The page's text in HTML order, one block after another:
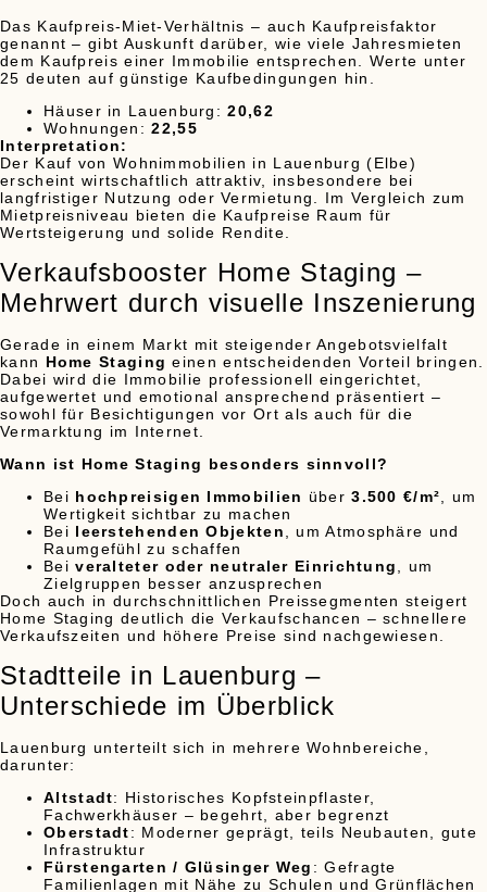
Das Kaufpreis-Miet-Verhältnis – auch Kaufpreisfaktor
genannt – gibt Auskunft darüber, wie viele Jahresmieten
dem Kaufpreis einer Immobilie entsprechen. Werte unter
25 deuten auf günstige Kaufbedingungen hin.
Häuser in Lauenburg:20,62
Wohnungen:22,55
Interpretation:
Der Kauf von Wohnimmobilien in Lauenburg (Elbe)
erscheint wirtschaftlich attraktiv, insbesondere bei
langfristiger Nutzung oder Vermietung. Im Vergleich zum
Mietpreisniveau bieten die Kaufpreise Raum für
Wertsteigerung und solide Rendite.
Verkaufsbooster Home Staging –
Mehrwert durch visuelle Inszenierung
Gerade in einem Markt mit steigender Angebotsvielfalt
kann Home Staging einen entscheidenden Vorteil bringen.
Dabei wird die Immobilie professionell eingerichtet,
aufgewertet und emotional ansprechend präsentiert –
sowohl für Besichtigungen vor Ort als auch für die
Vermarktung im Internet.
Wann ist Home Staging besonders sinnvoll?
Bei hochpreisigen Immobilien über3.500 €/m², um
Wertigkeit sichtbar zu machen
Bei leerstehenden Objekten, um Atmosphäre und
Raumgefühl zu schaffen
Beiveralteter oder neutraler Einrichtung, um
Zielgruppen besser anzusprechen
Doch auch in durchschnittlichen Preissegmenten steigert
Home Staging deutlich die Verkaufschancen – schnellere
Verkaufszeiten und höhere Preise sind nachgewiesen.
Stadtteile in Lauenburg –
Unterschiede im Überblick
Lauenburg unterteilt sich in mehrere Wohnbereiche,
darunter:
Altstadt: Historisches Kopfsteinpflaster,
Fachwerkhäuser – begehrt, aber begrenzt
Oberstadt: Moderner geprägt, teils Neubauten, gute
Infrastruktur
Fürstengarten / Glüsinger Weg : Gefragte
Familienlagen mit Nähe zu Schulen und Grünflächen